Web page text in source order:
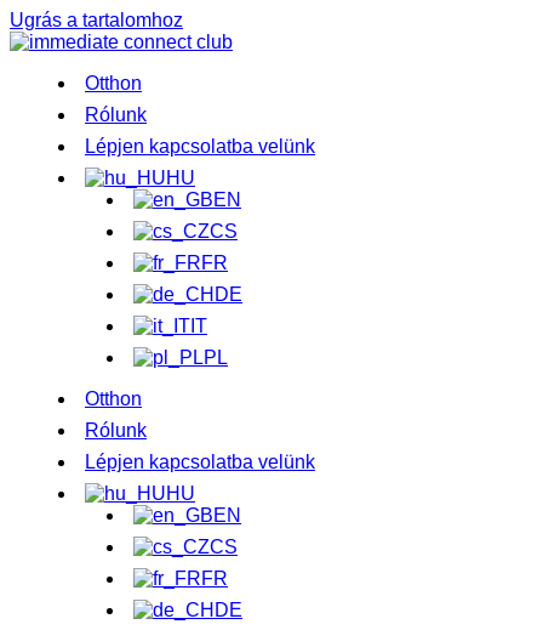
Ugrás a tartalomhoz
Otthon
Rólunk
Lépjen kapcsolatba velünk
HU
EN
CS
FR
DE
IT
PL
Otthon
Rólunk
Lépjen kapcsolatba velünk
HU
EN
CS
FR
DE